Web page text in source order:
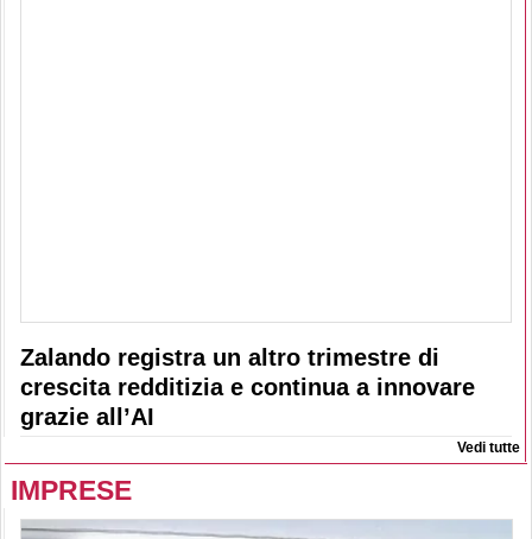
Zalando registra un altro trimestre di
crescita redditizia e continua a innovare
grazie all’AI
Vedi tutte
IMPRESE